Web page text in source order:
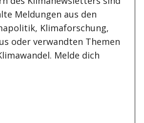
Meldungen aus den
Klimaforschung,
oder verwandten Themen
Melde dich